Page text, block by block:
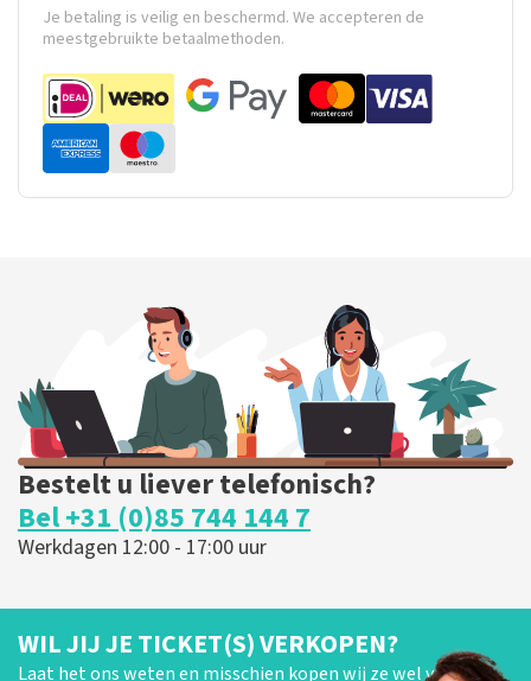
Je betaling is veilig en beschermd. We accepteren de
meestgebruikte betaalmethoden.
Bestelt u liever telefonisch?
Bel +31 (0)85 744 144 7
Werkdagen 12:00 - 17:00 uur
WIL JIJ JE TICKET(S) VERKOPEN?
Laat het ons weten en misschien kopen wij ze wel van je!